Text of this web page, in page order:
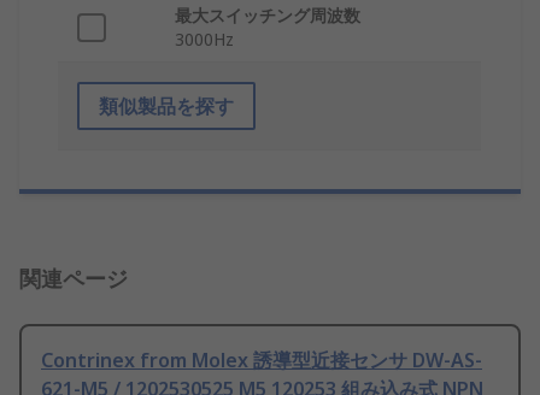
最大スイッチング周波数
3000Hz
類似製品を探す
関連ページ
Contrinex from Molex 誘導型近接センサ DW-AS-
621-M5 / 1202530525 M5 120253 組み込み式 NPN